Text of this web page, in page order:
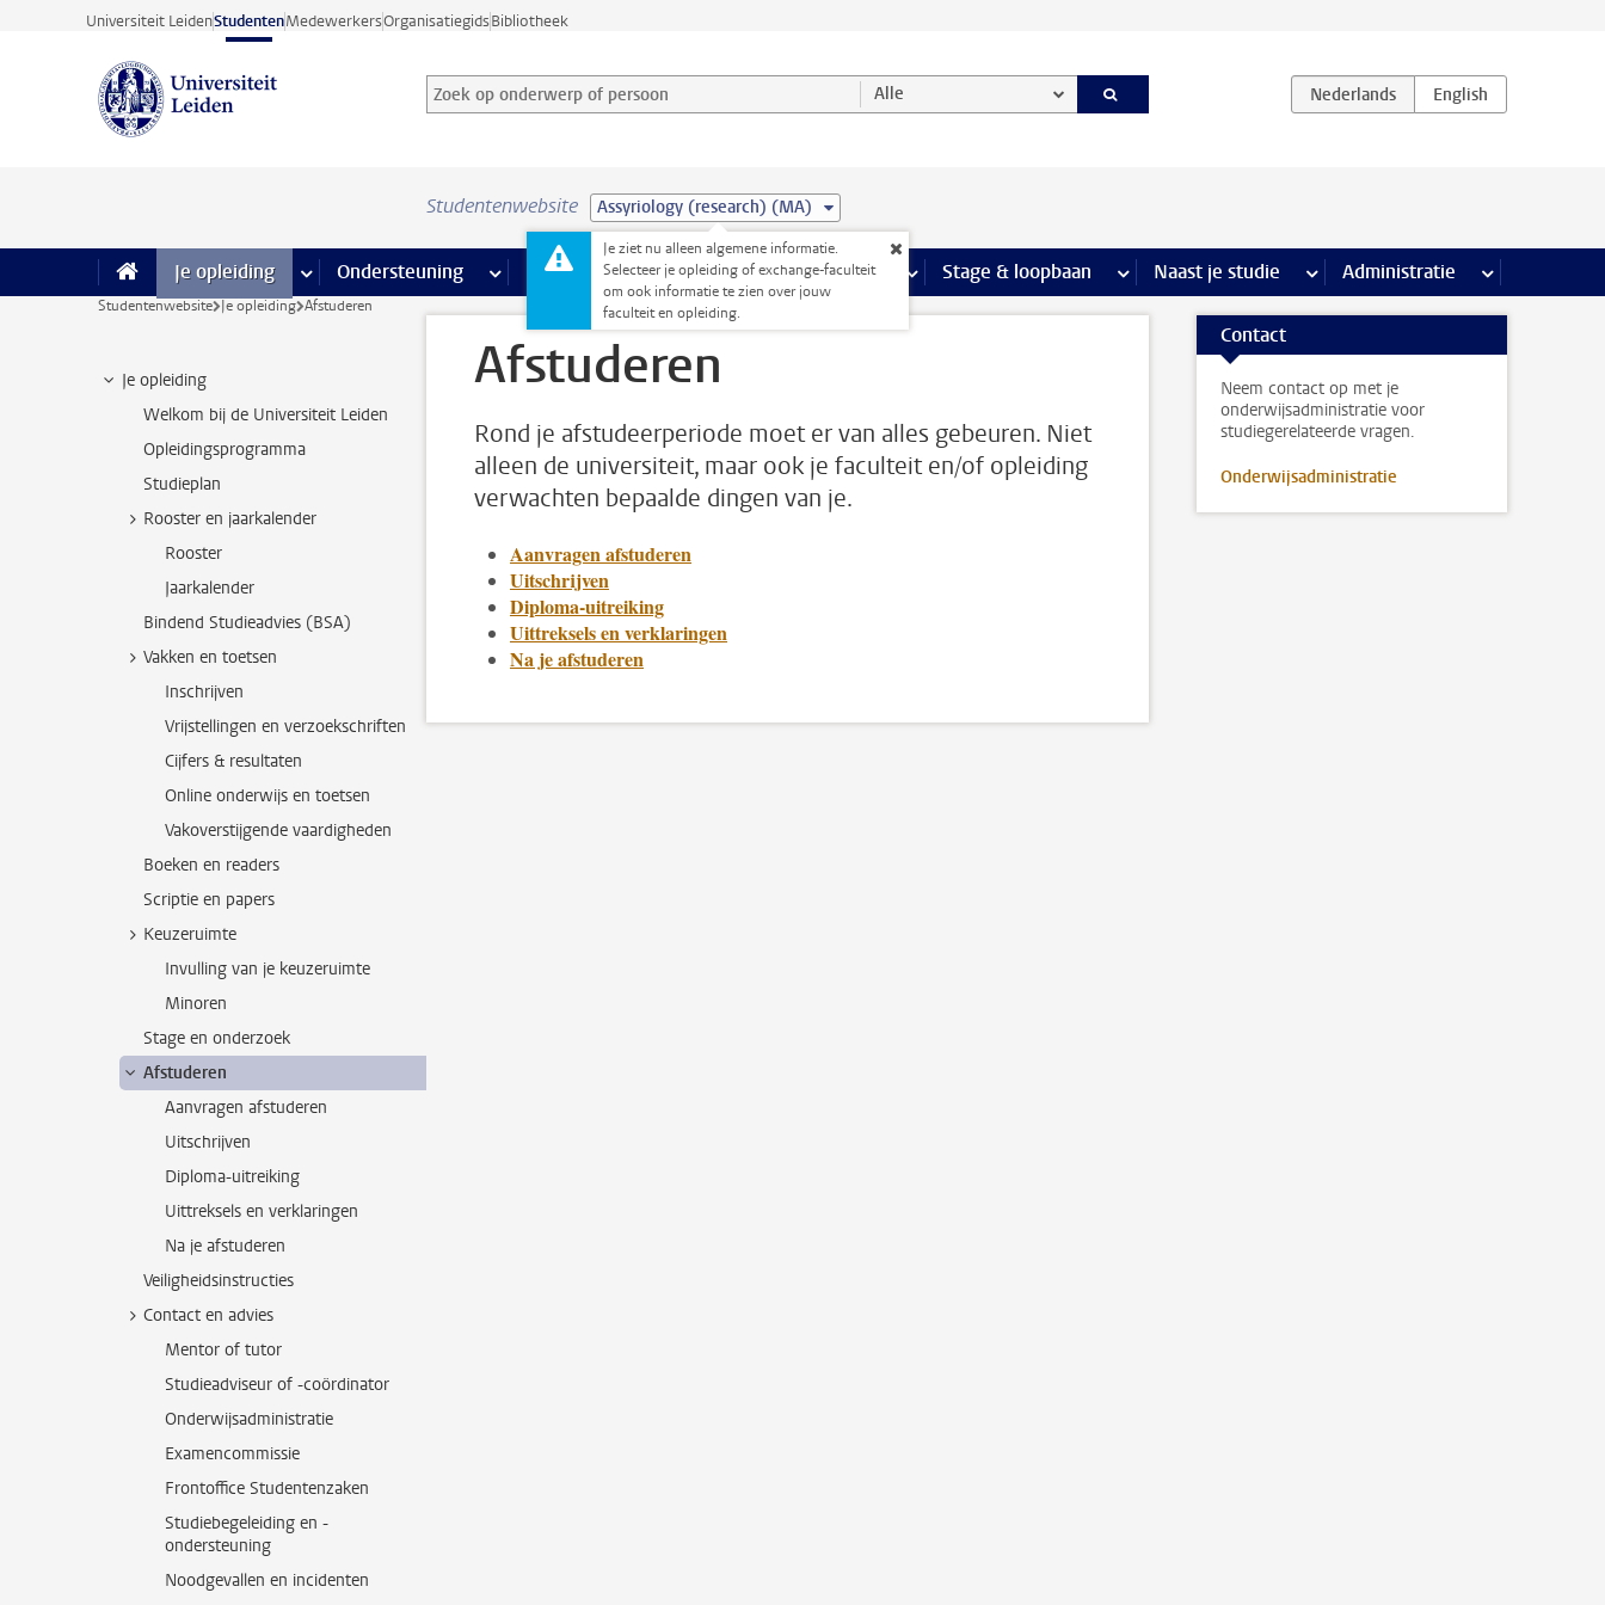
Ga direct naar de inhoud
Universiteit LeidenStudentenMedewerkersOrganisatiegidsBibliotheek
Zoek op onderwerp of persoon en selecteer categorie
Zoekterm Alle
Studentenwebsite Assyriology (research) (MA)
Je ziet nu alleen algemene informatie.
Selecteer je opleiding of exchange-faculteit
om ook informatie te zien over jouw
faculteit en opleiding.
Je opleiding meer Je opleiding pagina’s
Ondersteuning meer Ondersteuning pagina’s
Faciliteiten meer Faciliteiten pagina’s
Extra studieactiviteiten meer Extra studieactiviteiten pagina’s
Stage & loopbaan meer Stage & loopbaan pagina’s
Naast je studie meer Naast je studie pagina’s
Administratie meer
Studentenwebsite Je opleiding Afstuderen
Je opleiding
Welkom bij de Universiteit Leiden
Opleidingsprogramma
Studieplan
Rooster en jaarkalender
Rooster
Jaarkalender
Bindend Studieadvies (BSA)
Vakken en toetsen
Inschrijven
Vrijstellingen en verzoekschriften
Cijfers & resultaten
Online onderwijs en toetsen
Vakoverstijgende vaardigheden
Boeken en readers
Scriptie en papers
Keuzeruimte
Invulling van je keuzeruimte
Minoren
Stage en onderzoek
Afstuderen
Aanvragen afstuderen
Uitschrijven
Diploma-uitreiking
Uittreksels en verklaringen
Na je afstuderen
Veiligheidsinstructies
Contact en advies
Mentor of tutor
Studieadviseur of -coördinator
Onderwijsadministratie
Examencommissie
Frontoffice Studentenzaken
Studiebegeleiding en -
ondersteuning
Noodgevallen en incidenten
Afstuderen
Rond je afstudeerperiode moet er van alles gebeuren. Niet
alleen de universiteit, maar ook je faculteit en/of opleiding
verwachten bepaalde dingen van je.
Aanvragen afstuderen
Uitschrijven
Diploma-uitreiking
Uittreksels en verklaringen
Na je afstuderen
Contact
Neem contact op met je
onderwijsadministratie voor
studiegerelateerde vragen.
Onderwijsadministratie